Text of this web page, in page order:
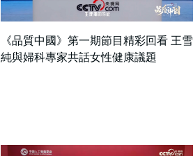
《品質中國》第一期節目精彩回看 王雪
純與婦科專家共話女性健康議題